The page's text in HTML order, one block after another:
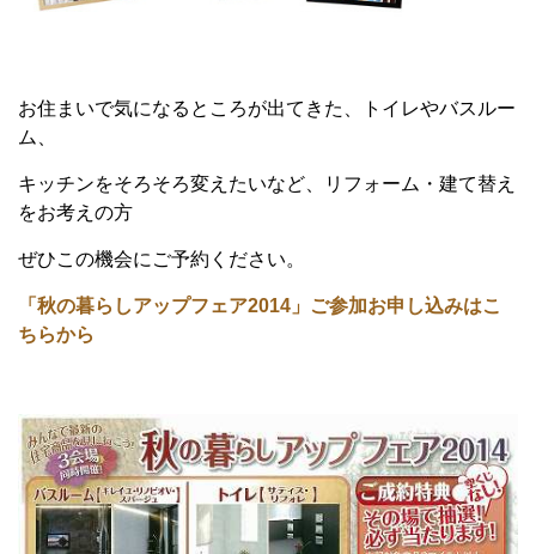
お住まいで気になるところが出てきた、トイレやバスルー
ム、
キッチンをそろそろ変えたいなど、リフォーム・建て替え
をお考えの方
ぜひこの機会にご予約ください。
「秋の暮らしアップフェア2014」ご参加お申し込みはこ
ちらから